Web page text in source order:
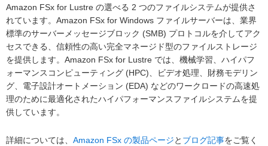
Amazon FSx for Lustre の選べる 2 つのファイルシステムが提供さ
れています。Amazon FSx for Windows ファイルサーバーは、業界
標準のサーバーメッセージブロック (SMB) プロトコルを介してアク
セスできる、信頼性の高い完全マネージド型のファイルストレージ
を提供します。Amazon FSx for Lustre では、機械学習、ハイパフ
ォーマンスコンピューティング (HPC)、ビデオ処理、財務モデリン
グ、電子設計オートメーション (EDA) などのワークロードの高速処
理のために最適化されたハイパフォーマンスファイルシステムを提
供しています。
詳細については、 Amazon FSx の製品ページと ブログ記事をご覧く